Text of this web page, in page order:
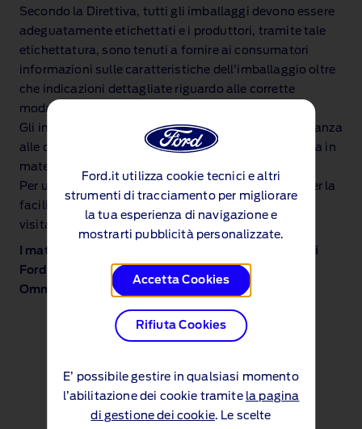
Ford.it utilizza cookie tecnici e altri
strumenti di tracciamento per migliorare
la tua esperienza di navigazione e
mostrarti pubblicità personalizzate.
Accetta Cookies
Rifiuta Cookies
E’ possibile gestire in qualsiasi momento
l’abilitazione dei cookie tramite la pagina
di gestione dei cookie. Le scelte
Secondo la Direttiva, tutti gli imballaggi devono essere
adeguatamente etichettati e i produttori, tramite tale
etichettatura, sono tenuti a fornire ai consumatori
informazioni sulle caratteristiche dell'imballaggio oltre
che indicazioni dettagliate riguardo alle corrette
modalità di smaltimento dell’imballaggio stesso.
Gli imballaggi dovranno essere smaltiti in ottemperanza
alle disposizioni del proprio Comune di appartenenza in
materia di raccolta differenziata dei rifiuti.
Per ulteriori informazioni riguardo alle linee guida per la
facilitazione delle attività di riciclo degli imballaggi
visitare il sito
I materiali di imballaggio che utilizziamo sui veicoli
Ford nuovi, ricambi originali Ford, Motorcraft ed
Omnicraft sono: